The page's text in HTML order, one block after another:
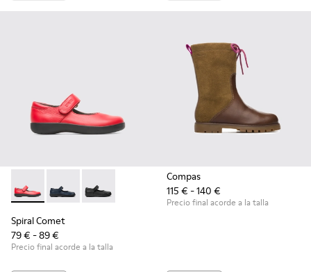
Spiral Comet - 80356-030 - Red
Spiral Comet - 80356-031
Spiral Comet - 80356-003
Spiral Comet
79 € - 89 €
Precio final acorde a la talla
Compas
115 € - 140 €
Precio final acorde a la talla